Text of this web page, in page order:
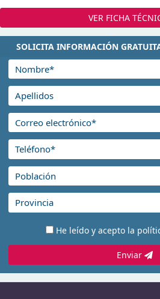
VER FICHA
SOLICITA INFORMACIÓN
He leído y acepto la
Enviar